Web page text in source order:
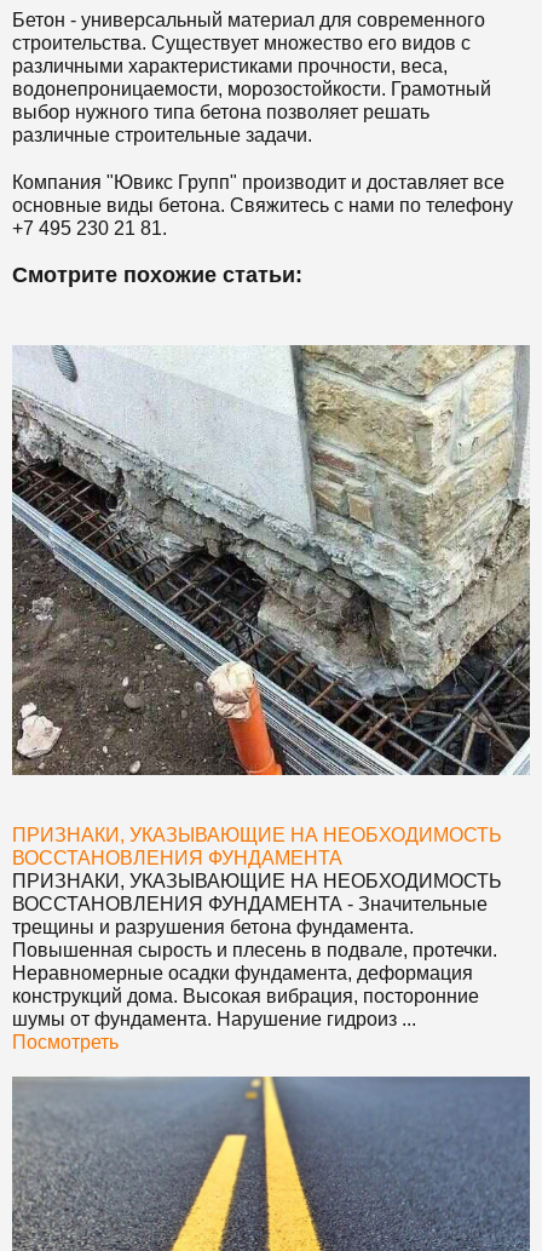
Бетон - универсальный материал для современного
строительства. Существует множество его видов с
различными характеристиками прочности, веса,
водонепроницаемости, морозостойкости. Грамотный
выбор нужного типа бетона позволяет решать
различные строительные задачи.
Компания "Ювикс Групп" производит и доставляет все
основные виды бетона. Свяжитесь с нами по телефону
+7 495 230 21 81.
Смотрите похожие статьи:
ПРИЗНАКИ, УКАЗЫВАЮЩИЕ НА НЕОБХОДИМОСТЬ
ВОССТАНОВЛЕНИЯ ФУНДАМЕНТА
ПРИЗНАКИ, УКАЗЫВАЮЩИЕ НА НЕОБХОДИМОСТЬ
ВОССТАНОВЛЕНИЯ ФУНДАМЕНТА - Значительные
трещины и разрушения бетона фундамента.
Повышенная сырость и плесень в подвале, протечки.
Неравномерные осадки фундамента, деформация
конструкций дома. Высокая вибрация, посторонние
шумы от фундамента. Нарушение гидроиз ...
Посмотреть